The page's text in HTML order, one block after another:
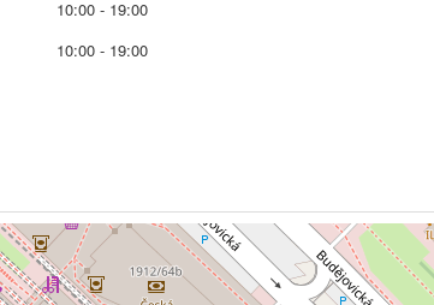
10:00 - 19:00
10:00 - 19:00